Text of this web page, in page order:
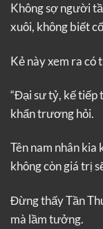
Không sợ người
xuôi, không biết
Kẻ này xem ra có
“Đại sư tỷ, kế tiếp
khẩn trương hỏi.
Tên nam nhân kia
không còn giá trị
Đừng thấy Tần
mà lầm tưởng.